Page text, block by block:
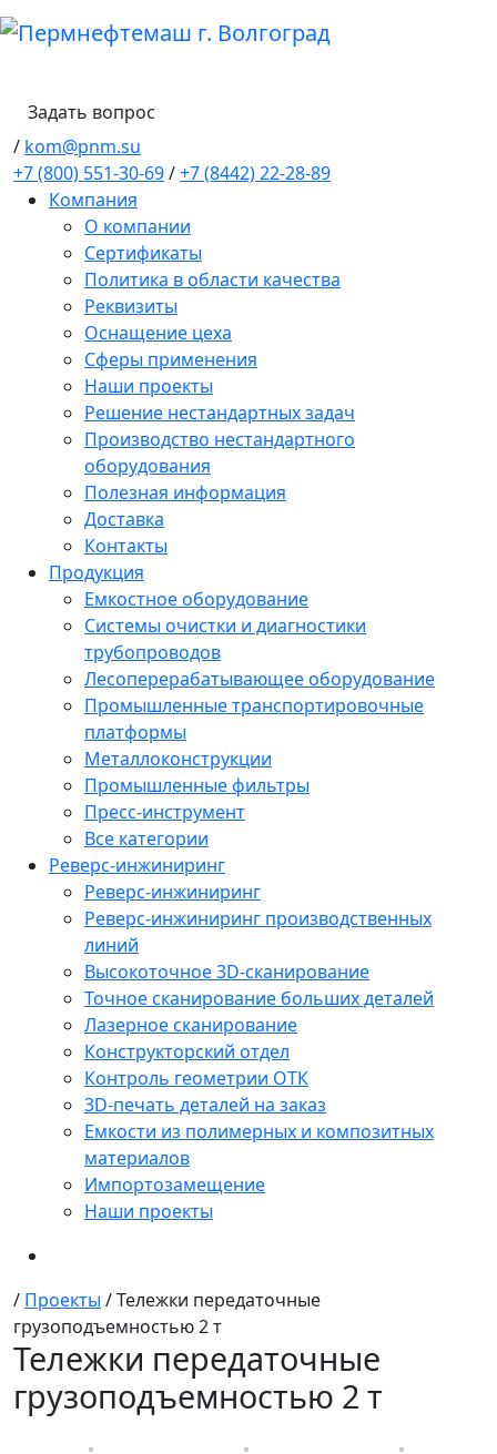
Задать вопрос
/ kom@pnm.su
+7 (800) 551-30-69/+7 (8442) 22-28-89
Компания
О компании
Сертификаты
Политика в области качества
Реквизиты
Оснащение цеха
Сферы применения
Наши проекты
Решение нестандартных задач
Производство нестандартного
оборудования
Полезная информация
Доставка
Контакты
Продукция
Емкостное оборудование
Системы очистки и диагностики
трубопроводов
Лесоперерабатывающее оборудование
Промышленные транспортировочные
платформы
Металлоконструкции
Промышленные фильтры
Пресс-инструмент
Все категории
Реверс-инжиниринг
Реверс-инжиниринг
Реверс-инжиниринг производственных
линий
Высокоточное 3D-сканирование
Точное сканирование больших деталей
Лазерное сканирование
Конструкторский отдел
Контроль геометрии ОТК
3D-печать деталей на заказ
Емкости из полимерных и композитных
материалов
Импортозамещение
Наши проекты
/ Проекты /Тележки передаточные
грузоподъемностью 2 т
Тележки передаточные
грузоподъемностью 2 т